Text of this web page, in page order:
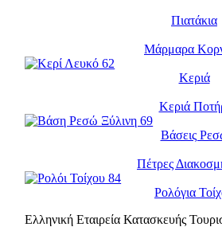
Πιατάκια
Μάρμαρα
Κεριά
Κεριά
Βάσεις
Πέτρες
Ρολόγια
Ελληνική Εταιρεία Κατασκευής